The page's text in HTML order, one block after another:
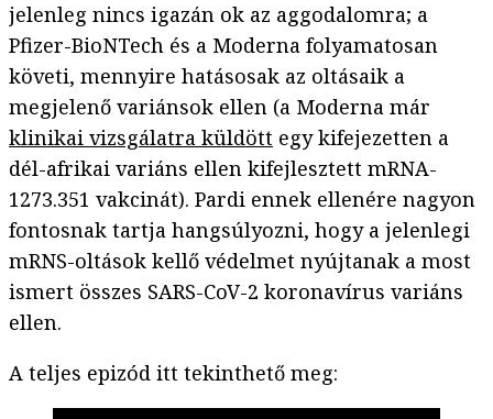
jelenleg nincs igazán ok az aggodalomra; a
Pfizer-BioNTech és a Moderna folyamatosan
követi, mennyire hatásosak az oltásaik a
megjelenő variánsok ellen (a Moderna már
klinikai vizsgálatra küldött egy kifejezetten a
dél-afrikai variáns ellen kifejlesztett mRNA-
1273.351 vakcinát). Pardi ennek ellenére nagyon
fontosnak tartja hangsúlyozni, hogy a jelenlegi
mRNS-oltások kellő védelmet nyújtanak a most
ismert összes SARS-CoV-2 koronavírus variáns
ellen.
A teljes epizód itt tekinthető meg: